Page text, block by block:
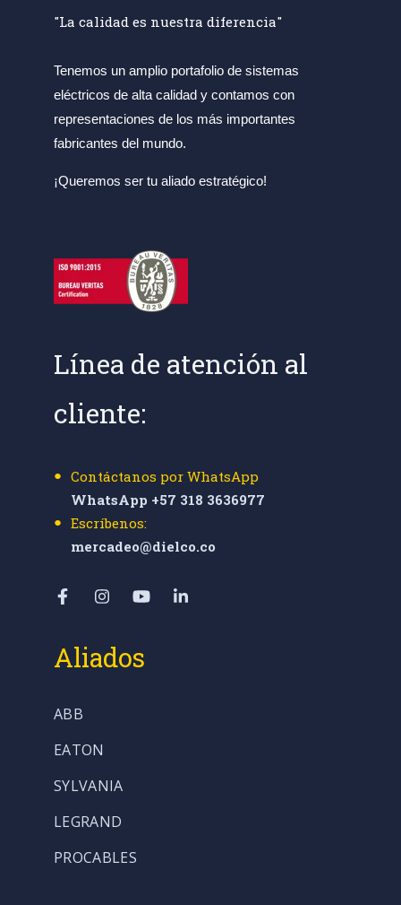
"La calidad es nuestra diferencia"
Tenemos un amplio portafolio de sistemas
eléctricos de alta calidad y contamos con
representaciones de los más importantes
fabricantes del mundo.
¡Queremos ser tu aliado estratégico!
Línea de atención al
cliente:
Contáctanos por WhatsApp
WhatsApp +57 318 3636977
Escríbenos:
mercadeo@dielco.co
Aliados
ABB
EATON
SYLVANIA
LEGRAND
PROCABLES